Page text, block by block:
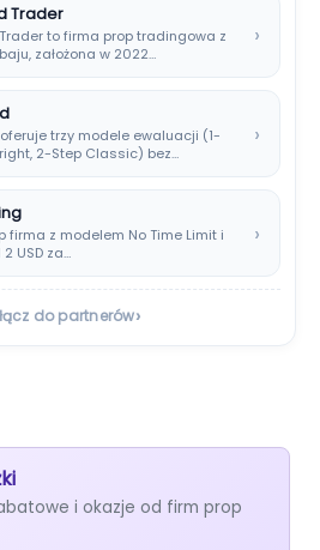
Trader
to firma prop tradingowa z
założona w 2022…
›
trzy modele ewaluacji (1-
2-Step Classic) bez
›
firma z modelem No Time Limit i
USD za…
›
do partnerów›
i okazje od firm prop